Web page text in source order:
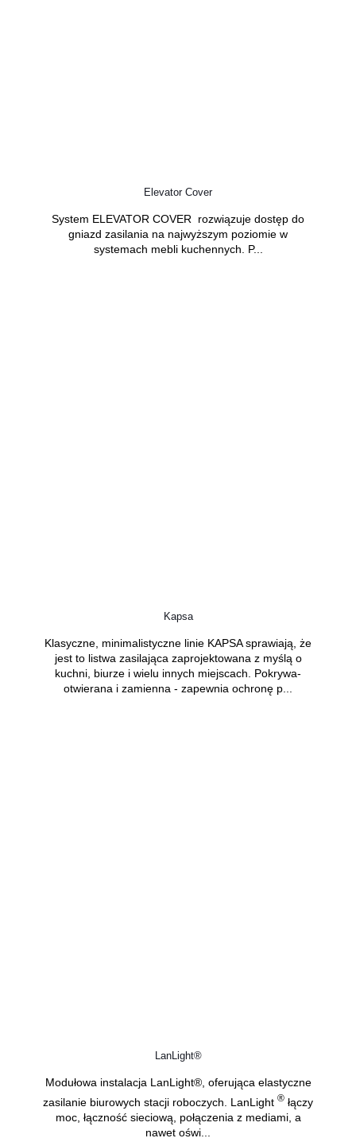
Elevator Cover
System ELEVATOR COVER rozwiązuje dostęp do
gniazd zasilania na najwyższym poziomie w
systemach mebli kuchennych. P...
Kapsa
Klasyczne, minimalistyczne linie KAPSA sprawiają, że
jest to listwa zasilająca zaprojektowana z myślą o
kuchni, biurze i wielu innych miejscach. Pokrywa-
otwierana i zamienna - zapewnia ochronę p...
LanLight®
Modułowa instalacja LanLight®, oferująca elastyczne
zasilanie biurowych stacji roboczych. LanLight ® łączy
moc, łączność sieciową, połączenia z mediami, a
nawet oświ...